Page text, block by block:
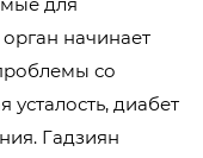
начинает
со
усталость, диабет
Гадзиян